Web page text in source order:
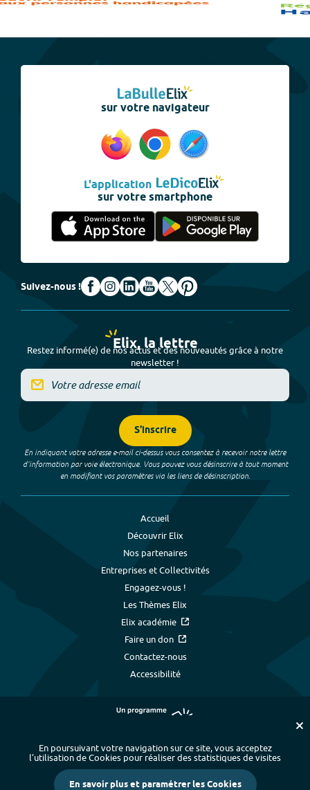
sur votre navigateur
L'application
sur votre smartphone
Suivez-nous !
Elix, la lettre
Restez informé(e) de nos actus et des nouveautés grâce à notre
newsletter !
S'inscrire
En indiquant votre adresse e-mail ci-dessus vous consentez à recevoir notre lettre
d’information par voie électronique. Vous pouvez vous désinscrire à tout moment
en modifiant vos paramètres via les liens de désinscription.
Accueil
Découvrir Elix
Nos partenaires
Entreprises et Collectivités
Engagez-vous !
Les Thèmes Elix
Elix académie
Faire un don
Contactez-nous
Accessibilité
Plan du site - Index alphabétique
-
Mentions légales et données personnelles
- Paramétrer les cookies
En poursuivant votre navigation sur ce site, vous acceptez
l’utilisation de Cookies pour réaliser des statistiques de visites
En savoir plus et paramétrer les Cookies